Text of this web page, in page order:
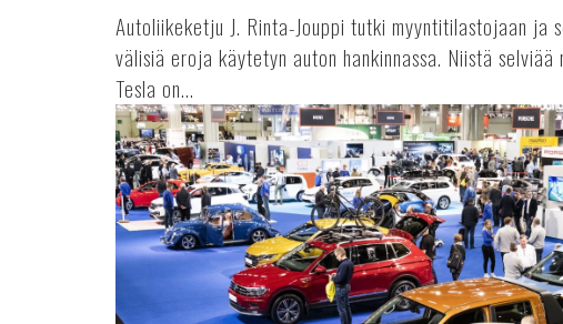
Autoliikeketju J. Rinta-Jouppi tutki myyntitilastojaan ja
välisiä eroja käytetyn auton hankinnassa. Niistä selviää
Tesla on...
Auto-
tapahtuma
tekee
paluun